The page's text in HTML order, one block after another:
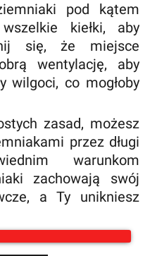
pod kątem
kiełki, aby
się, że miejsce
wentylację, aby
wilgoci, co mogłoby
zasad, możesz
przez długi
warunkom
zachowają swój
a Ty unikniesz